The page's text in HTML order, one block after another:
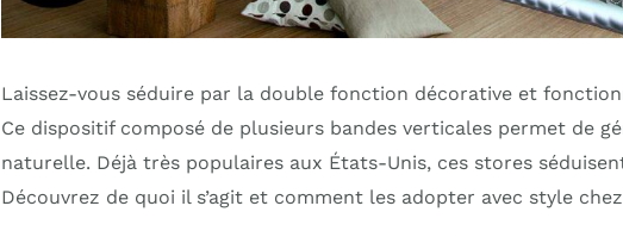
Laissez-vous séduire par la double fonction décorative et
Ce dispositif composé de plusieurs bandes verticales permet de
naturelle. Déjà très populaires aux États-Unis, ces stores
Découvrez de quoi il s’agit et comment les adopter avec style